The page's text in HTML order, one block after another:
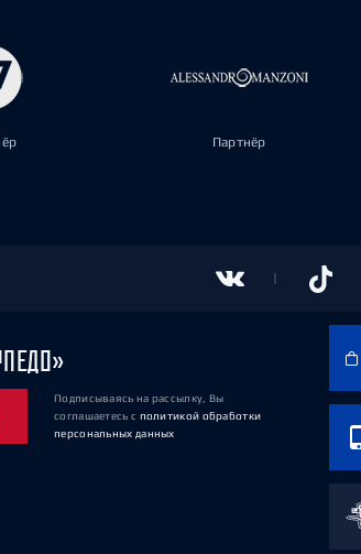
Партнёр
Подписываясь на рассылку, Вы
соглашаетесь с политикой обработки
персональных данных